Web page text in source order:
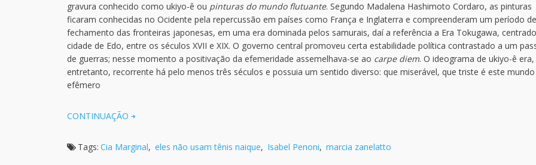
gravura conhecido como ukiyo-ê ou pinturas do mundo flutuante. Segundo Madalena Hashimoto Cordaro, as pinturas
ficaram conhecidas no Ocidente pela repercussão em países como França e Inglaterra e compreenderam um período de
fechamento das fronteiras japonesas, em uma era dominada pelos samurais, daí a referência a Era Tokugawa,
cidade de Edo, entre os séculos XVII e XIX. O governo central promoveu certa estabilidade política contrastado a um
de guerras; nesse momento a positivação da efemeridade assemelhava-se ao carpe diem. O ideograma de ukiyo-ê era,
entretanto, recorrente há pelo menos três séculos e possuia um sentido diverso: que miserável, que triste é este mundo
efêmero
CONTINUAÇÃO
Tags: Cia Marginal, eles não usam tênis naique, Isabel Penoni, marcia zanelatto